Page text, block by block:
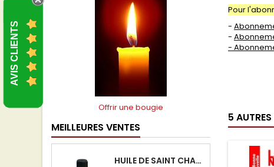
Offrir une bougie
MEILLEURES VENTES
HUILE DE SAINT CHARBEL
Pour
-
-
-
5
AVIS CLIENTS